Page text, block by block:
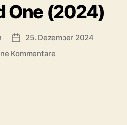
One (2024)
Veröffentlichungsdatum
25. Dezember 2024
Kommentarezu